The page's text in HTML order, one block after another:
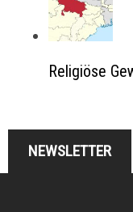
Religiöse
NEWSLETTER